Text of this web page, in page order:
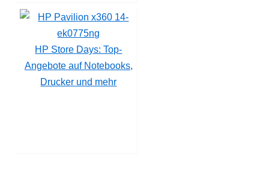
HP Store Days: Top-
Angebote auf Notebooks,
Drucker und mehr